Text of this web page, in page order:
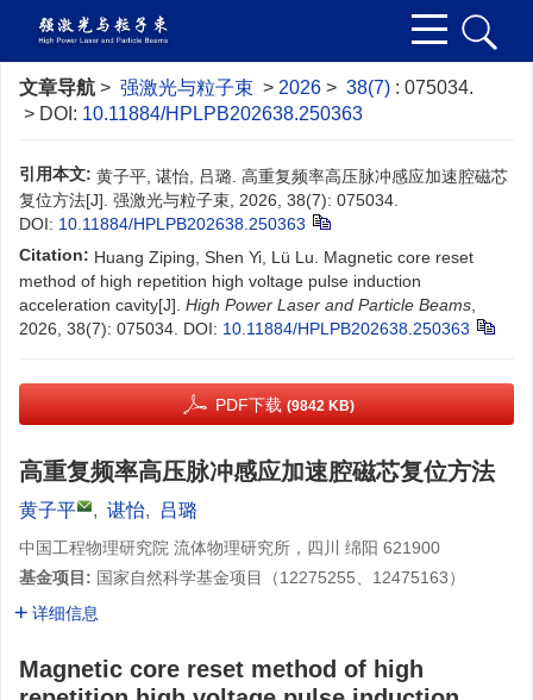
文章导航 > 强激光与粒子束 > 2026 > 38(7) : 075034.
> DOI: 10.11884/HPLPB202638.250363
引用本文: 黄子平, 谌怡, 吕璐. 高重复频率高压脉冲感应加速腔磁芯
复位方法[J]. 强激光与粒子束, 2026, 38(7): 075034.
DOI: 10.11884/HPLPB202638.250363
Citation: Huang Ziping, Shen Yi, Lü Lu. Magnetic core reset
method of high repetition high voltage pulse induction
acceleration cavity[J]. High Power Laser and Particle Beams
2026, 38(7): 075034. DOI: 10.11884/HPLPB202638.250363
PDF下载 (9842 KB)
高重复频率高压脉冲感应加速腔磁芯复位方法
黄子平 , 谌怡, 吕璐
中国工程物理研究院 流体物理研究所，四川 绵阳 621900
基金项目: 国家自然科学基金项目（12275255、12475163）
详细信息
Magnetic core reset method of high